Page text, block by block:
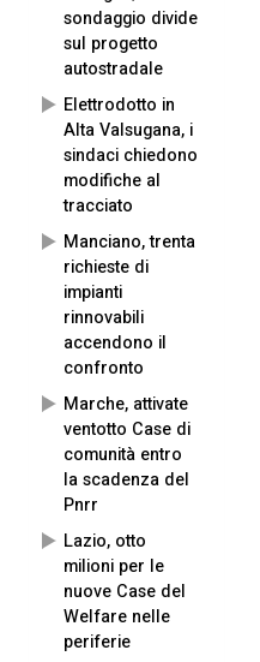
sondaggio divide
sul progetto
autostradale
Elettrodotto in
Alta Valsugana, i
sindaci chiedono
modifiche al
tracciato
Manciano, trenta
richieste di
impianti
rinnovabili
accendono il
confronto
Marche, attivate
ventotto Case di
comunità entro
la scadenza del
Pnrr
Lazio, otto
milioni per le
nuove Case del
Welfare nelle
periferie